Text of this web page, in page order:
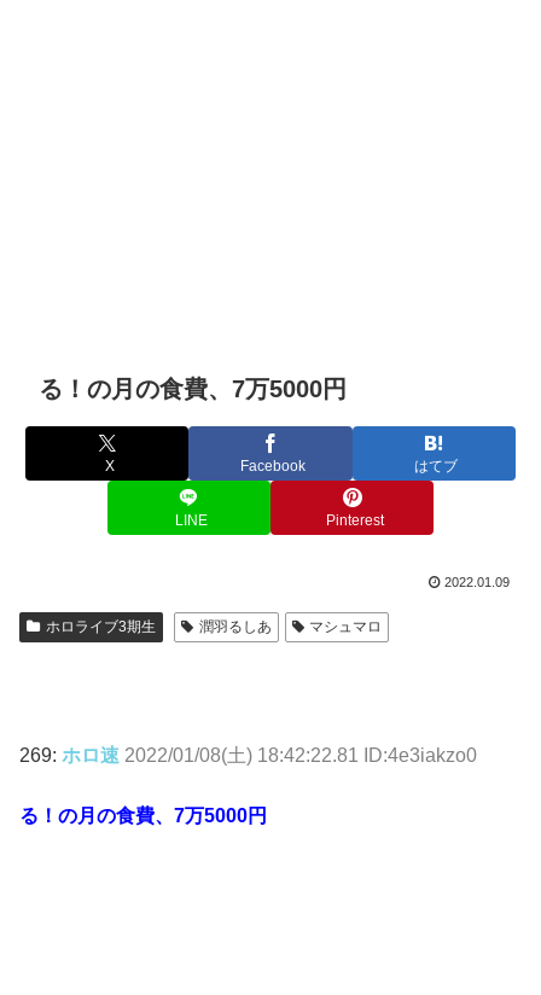
る！の月の食費、7万5000円
X Facebook はてブ
LINE Pinterest
2022.01.09
ホロライブ3期生 潤羽るしあ マシュマロ
269: ホロ速 2022/01/08(土) 18:42:22.81 ID:4e3iakzo0
る！の月の食費、7万5000円